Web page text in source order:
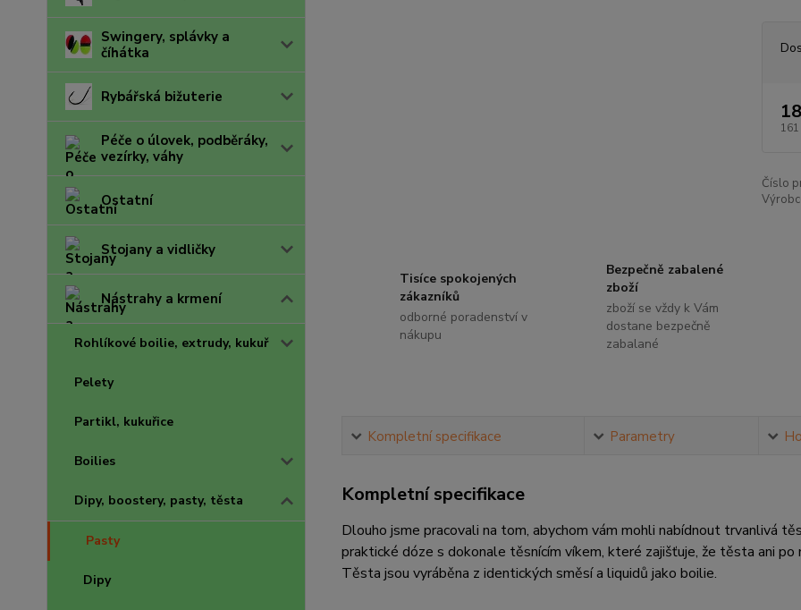
Swingery, splávky a
číhátka
Rybářská bižuterie
Péče o úlovek, podběráky,
vezírky, váhy
Ostatní
Stojany a vidličky
Nástrahy a krmení
Rohlíkové boilie, extrudy, kukuř
Pelety
Partikl, kukuřice
Boilies
Dipy, boostery, pasty, těsta
Pasty
Dipy
161
Číslo
Tisíce spokojených
zákazníků
odborné poradenství v
nákupu
Bezpečně zabalené
zboží
zboží se vždy k Vám
dostane bezpečně
zabalané
Kompletní specifikace Parametry
Kompletní specifikace
Dlouho jsme pracovali na tom, abychom vám mohli nabídnout trvanlivá
praktické dóze s dokonale těsnícím víkem, které zajišťuje, že těsta ani po
Těsta jsou vyráběna z identických směsí a liquidů jako boilie.